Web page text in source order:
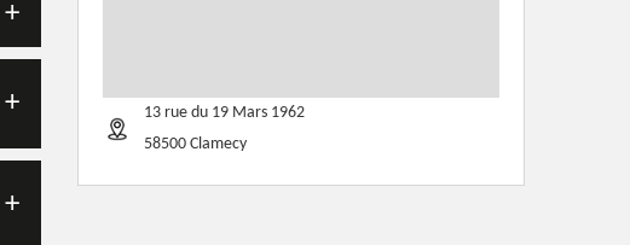
13 rue du 19 Mars 1962
58500 Clamecy